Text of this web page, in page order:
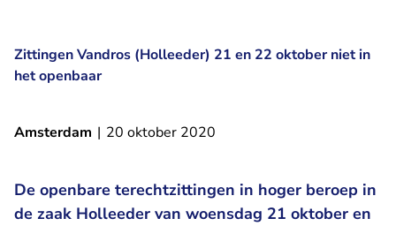
Zittingen Vandros (Holleeder) 21 en 22 oktober niet in
het openbaar
Amsterdam | 20 oktober 2020
De openbare terechtzittingen in hoger beroep in
de zaak Holleeder van woensdag 21 oktober en